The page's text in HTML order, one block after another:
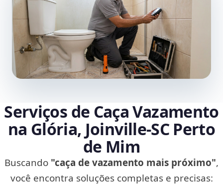
Serviços de Caça Vazamento
na Glória, Joinville‑SC Perto
de Mim
Buscando "caça de vazamento mais próximo",
você encontra soluções completas e precisas: